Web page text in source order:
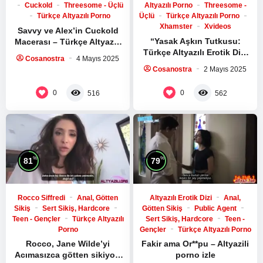
Düğün günü geldiğinde, gelinle ilgili dedikoduları duyan bazı
davetliler gizlice video kayıtları çekmeye karar verdi. Bu
videolar, damadın gelini aldatmasını açıkça gösteriyordu.
bir başka kişiyle yakınlaşmalar yaşadığı kaydedilmişti. Bu
skandal, düğün davetlileri ve aileler arasında büyük bir şok
etkisi yarattı.
Sonuç
“Düğün Günü İhanetin Şok Edici Hikayesi: Damadı Aldatan
Sarışın Jartiyerli Gelin” başlıklı bu yazıda, gündeme bomba
gibi düşen bir düğün skandalının detaylarını inceledik. Olayın
ortaya çıkışı, ihanetin şok edici boyutları, gelinin gizli hayatı
ve düğünde yaşanan skandal, herkesi şoke etmiş ve
Cuckold
Threesome - Üçlü
Türkçe Altyazılı Porno
Savvy ve Alex’in Cuckold
Macerası – Türkçe Altyazılı
Cosanostra 4 Mayıs 2025
0 516
Altyazılı Porno
Threesome -
Üçlü
Türkçe Altyazılı Porno
Xhamster
Xvideos
“Yasak Aşkın Tutkusu:
Türkçe Altyazılı Erotik Dizi
Sexomnia’da Seni Bekliyor”
Cosanostra 2 Mayıs 2025
0 562
81%
Rocco Siffredi
Anal, Götten
Sikiş
Sert Sikiş, Hardcore
Teen - Gençler
Türkçe Altyazılı
Porno
Rocco, Jane Wilde’yi
Acımasızca götten sikiyor!
79%
Altyazılı Erotik Dizi
Anal,
Götten Sikiş
Public Agent
Sert Sikiş, Hardcore
Teen -
Gençler
Türkçe Altyazılı Porno
Fakir ama Or**pu – Altyazili
porno izle